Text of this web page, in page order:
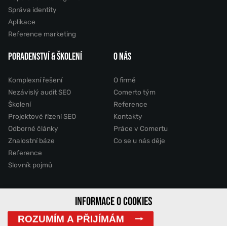
Správa identity
Aplikace
Reference marketing
PORADENSTVÍ & ŠKOLENÍ
Komplexní řešení
Nezávislý audit SEO
Školení
Projektové řízení SEO
Odborné články
Znalostní báze
Reference
Slovník pojmů
O NÁS
O firmě
Comerto tým
Reference
Kontakty
Práce v Comertu
Co se u nás děje
2011 - 2026 © Comerto, s.r.o.INFORMACE O COOKIES
ROZUMÍM A PŘIJÍMÁM